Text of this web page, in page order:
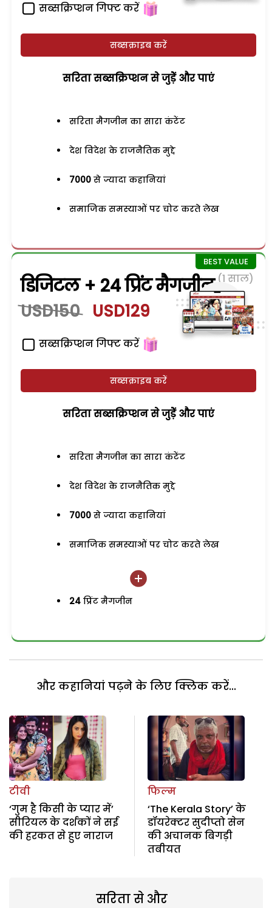
सब्सक्रिप्शन गिफ्ट करें
सब्सक्राइब करें
सरिता सब्सक्रिप्शन से जुड़ेें और पाएं
सरिता मैगजीन का सारा कंटेंट
देश विदेश के राजनैतिक मुद्दे
7000 से ज्यादा कहानियां
समाजिक समस्याओं पर चोट करते लेख
डिजिटल + 24 प्रिंट मैगजीन (1 साल)
USD150 USD129
सब्सक्रिप्शन गिफ्ट करें
सब्सक्राइब करें
सरिता सब्सक्रिप्शन से जुड़ेें और पाएं
सरिता मैगजीन का सारा कंटेंट
देश विदेश के राजनैतिक मुद्दे
7000 से ज्यादा कहानियां
समाजिक समस्याओं पर चोट करते लेख
24 प्रिंट मैगजीन
और कहानियां पढ़ने के लिए क्लिक करें...
टीवी
‘गुम है किसी के प्यार में’
सीरियल के दर्शकों ने सई
की हरकत से हुए नाराज
फिल्म
‘The Kerala Story’ के
डॉयरेक्टर सुदीप्तो सेन
की अचानक बिगड़ी
तबीयत
सरिता से और